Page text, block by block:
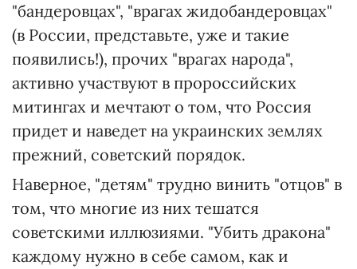
"бандеровцах", "врагах жидобандеровцах"
(в России, представьте, уже и такие
появились!), прочих "врагах народа",
активно участвуют в пророссийских
митингах и мечтают о том, что Россия
придет и наведет на украинских землях
прежний, советский порядок.
Наверное, "детям" трудно винить "отцов" в
том, что многие из них тешатся
советскими иллюзиями. "Убить дракона"
каждому нужно в себе самом, как и